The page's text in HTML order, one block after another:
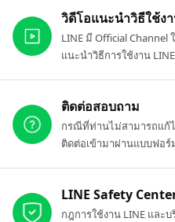
วิดีโอแนะนำวิธีใช้ง
LINE มี Official
แนะนำวิธีการใช้งาน LINE
ติดต่อสอบถาม
กรณีที่ท่านไม่สามารถแก้
ติดต่อเข้ามาผ่านแบบฟอ
LINE Safety
กฎการใช้งาน LINE และ